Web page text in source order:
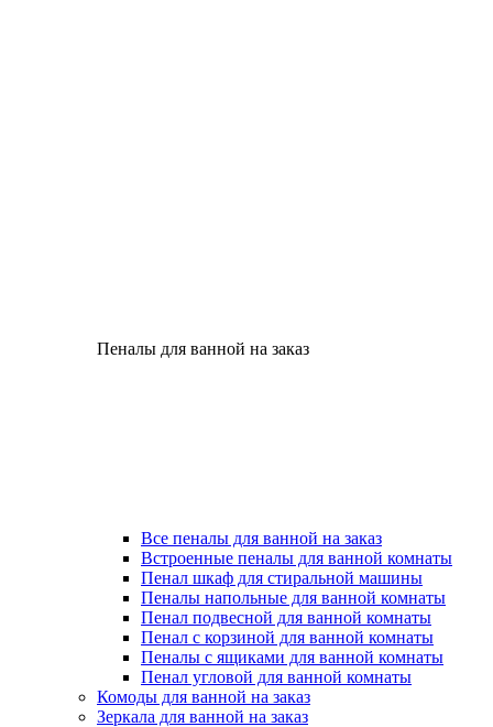
Пеналы для ванной на заказ
Все пеналы для ванной на заказ
Встроенные пеналы для ванной комнаты
Пенал шкаф для стиральной машины
Пеналы напольные для ванной комнаты
Пенал подвесной для ванной комнаты
Пенал с корзиной для ванной комнаты
Пеналы с ящиками для ванной комнаты
Пенал угловой для ванной комнаты
Комоды для ванной на заказ
Зеркала для ванной на заказ